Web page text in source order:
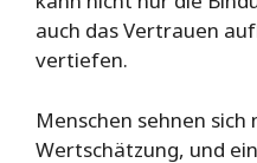
auch das Vertrauen
vertiefen.
Menschen sehnen
Wertschätzung, und